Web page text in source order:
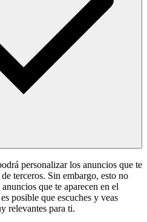
personalizar los anuncios que te
terceros. Sin embargo, esto no
que te aparecen en el
posible que escuches y veas
relevantes para ti.